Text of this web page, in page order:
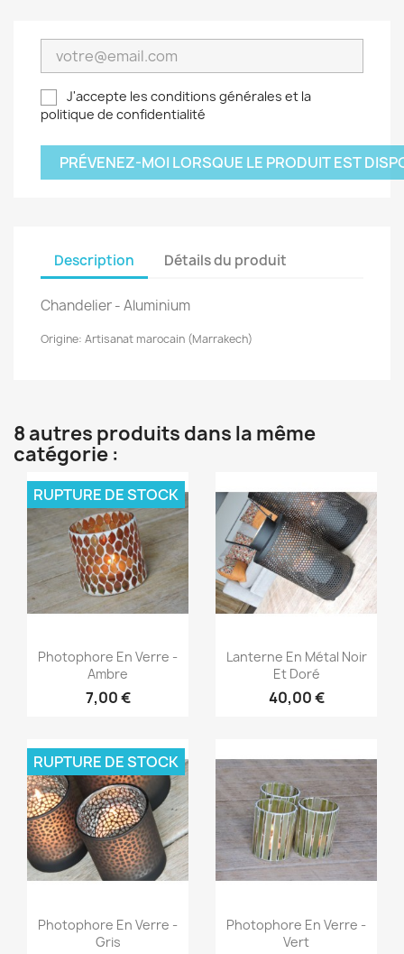
J'accepte les conditions générales et la
politique de confidentialité
PRÉVENEZ-MOI LORSQUE LE PRODUIT EST
Description Détails du produit
Chandelier - Aluminium
Origine: Artisanat marocain (Marrakech)
8 autres produits dans la même
catégorie :
Aperçu rapide
Photophore En Verre -
Ambre
7,00 €
RUPTURE DE STOCK
Aperçu rapide
Lanterne En Métal Noir
Et Doré
40,00 €
Aperçu rapide
Photophore En Verre -
Gris
RUPTURE DE STOCK
Aperçu rapide
Photophore En Verre -
Vert